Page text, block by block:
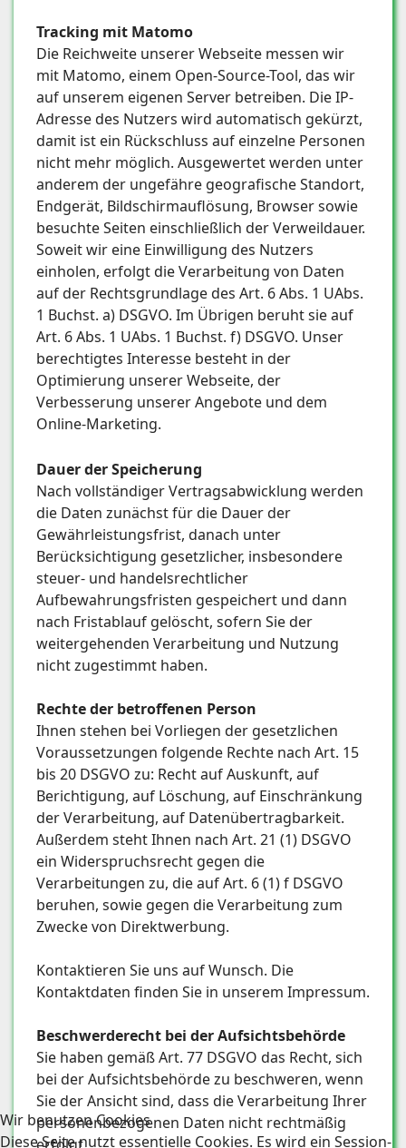
Tracking mit Matomo
Die Reichweite unserer Webseite messen wir
mit Matomo, einem Open-Source-Tool, das wir
auf unserem eigenen Server betreiben. Die IP-
Adresse des Nutzers wird automatisch gekürzt,
damit ist ein Rückschluss auf einzelne Personen
nicht mehr möglich. Ausgewertet werden unter
anderem der ungefähre geografische Standort,
Endgerät, Bildschirmauflösung, Browser sowie
besuchte Seiten einschließlich der Verweildauer.
Soweit wir eine Einwilligung des Nutzers
einholen, erfolgt die Verarbeitung von Daten
auf der Rechtsgrundlage des Art. 6 Abs. 1 UAbs.
1 Buchst. a) DSGVO. Im Übrigen beruht sie auf
Art. 6 Abs. 1 UAbs. 1 Buchst. f) DSGVO. Unser
berechtigtes Interesse besteht in der
Optimierung unserer Webseite, der
Verbesserung unserer Angebote und dem
Online-Marketing.
Dauer der Speicherung
Nach vollständiger Vertragsabwicklung werden
die Daten zunächst für die Dauer der
Gewährleistungsfrist, danach unter
Berücksichtigung gesetzlicher, insbesondere
steuer- und handelsrechtlicher
Aufbewahrungsfristen gespeichert und dann
nach Fristablauf gelöscht, sofern Sie der
weitergehenden Verarbeitung und Nutzung
nicht zugestimmt haben.
Rechte der betroffenen Person
Ihnen stehen bei Vorliegen der gesetzlichen
Voraussetzungen folgende Rechte nach Art. 15
bis 20 DSGVO zu: Recht auf Auskunft, auf
Berichtigung, auf Löschung, auf Einschränkung
der Verarbeitung, auf Datenübertragbarkeit.
Außerdem steht Ihnen nach Art. 21 (1) DSGVO
ein Widerspruchsrecht gegen die
Verarbeitungen zu, die auf Art. 6 (1) f DSGVO
beruhen, sowie gegen die Verarbeitung zum
Zwecke von Direktwerbung.
Kontaktieren Sie uns auf Wunsch. Die
Kontaktdaten finden Sie in unserem Impressum.
Beschwerderecht bei der Aufsichtsbehörde
Sie haben gemäß Art. 77 DSGVO das Recht, sich
bei der Aufsichtsbehörde zu beschweren, wenn
Sie der Ansicht sind, dass die Verarbeitung Ihrer
personenbezogenen Daten nicht rechtmäßig
Wir benutzen Cookies
Diese Seite nutzt essentielle Cookies. Es wird ein Session-